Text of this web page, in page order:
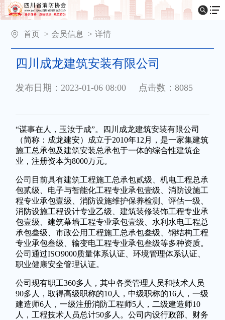
首页 > 会员信息 > 详情
四川成龙建筑安装有限公司
发布日期：2023-01-06 08:00 点击数：8085
“谋事在人，玉汝于成”。四川成龙建筑安装有限公司
（简称：成龙建安）成立于2010年12月，是一家集建筑
施工总承包及建筑安装总承包于一体的综合性建筑企
业，注册资本为8000万元。
公司目前具有建筑工程施工总承包贰级、机电工程总承
包贰级、电子与智能化工程专业承包壹级、消防设施工
程专业承包壹级、消防设施维护保养检测、评估一级、
消防设施工程设计专业乙级、建筑装修装饰工程专业承
包壹级、建筑幕墙工程专业承包壹级、水利水电工程总
承包叁级、市政公用工程施工总承包叁级、钢结构工程
专业承包叁级、输变电工程专业承包叁级等多种资质。
公司通过ISO9000质量体系认证、环境管理体系认证、
职业健康安全管理认证。
公司现有职工360多人，其中各类管理人员和技术人员
90多人，取得高级职称的10人，中级职称的16人，一级
建造师6人，一级注册消防工程师5人，二级建造师10
人，工程技术人员总计50多人。公司内设行政部、财务